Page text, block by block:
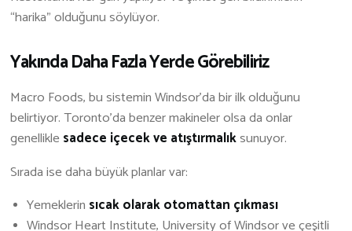
“harika” olduğunu söylüyor.
Yakında Daha Fazla Yerde Görebiliriz
Macro Foods, bu sistemin Windsor’da bir ilk olduğunu
belirtiyor. Toronto’da benzer makineler olsa da onlar
genelliklesadece içecek ve atıştırmalıksunuyor.
Sırada ise daha büyük planlar var:
Yemeklerin sıcak olarak otomattan çıkması
Windsor Heart Institute, University of Windsor ve çeşitli